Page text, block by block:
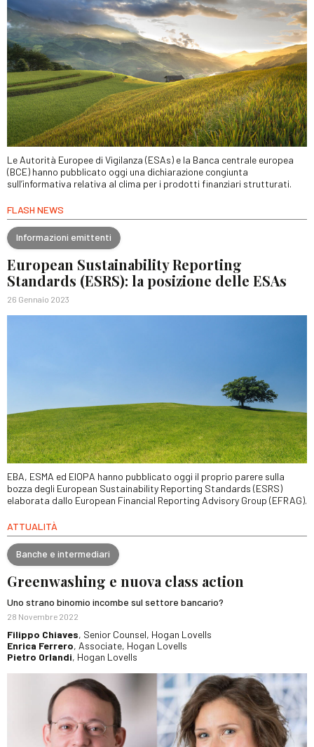
Le Autorità Europee di Vigilanza (ESAs) e la Banca centrale europea
(BCE) hanno pubblicato oggi una dichiarazione congiunta
sull’informativa relativa al clima per i prodotti finanziari strutturati.
FLASH NEWS
Informazioni emittenti
European Sustainability Reporting
Standards (ESRS): la posizione delle ESAs
26 Gennaio 2023
EBA, ESMA ed EIOPA hanno pubblicato oggi il proprio parere sulla
bozza degli European Sustainability Reporting Standards (ESRS)
elaborata dallo European Financial Reporting Advisory Group (EFRAG).
ATTUALITÀ
Banche e intermediari
Greenwashing e nuova class action
Uno strano binomio incombe sul settore bancario?
28 Novembre 2022
Filippo Chiaves, Senior Counsel, Hogan Lovells
Enrica Ferrero, Associate, Hogan Lovells
Pietro Orlandi, Hogan Lovells